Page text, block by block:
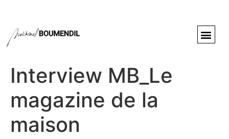
Interview MB_Le
magazine de la
maison